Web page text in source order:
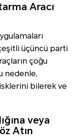
Aracı
üçüncü parti
çoğu
nedenle,
bilerek ve
veya
Atın